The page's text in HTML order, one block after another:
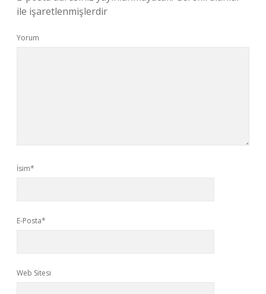
ile işaretlenmişlerdir
Yorum
İsim*
E-Posta*
Web Sitesi